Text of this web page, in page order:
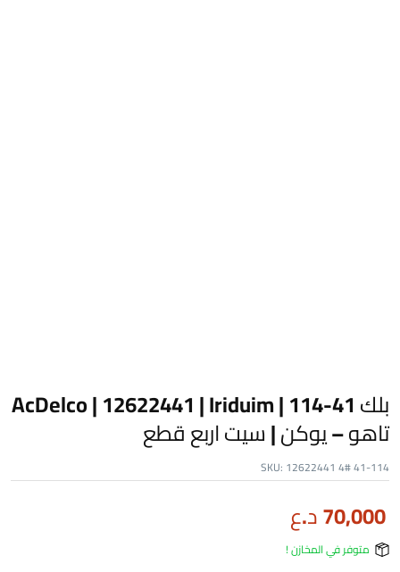
بلك AcDelco | 12622441 | Iriduim | 114-41
تاهو – يوكن | سيت اربع قطع
SKU: 12622441 4# 41-114
70,000د.ع
متوفر في المخازن !